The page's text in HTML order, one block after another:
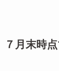
７月末時